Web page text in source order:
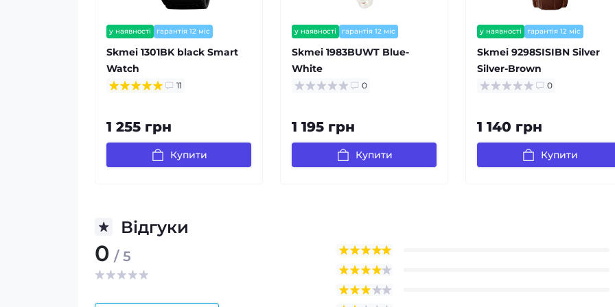
у наявності гарантія 12 міс
Skmei 1301BK black Smart
Watch
11
1 255 грн
Купити
у наявності гарантія 12 міс
Skmei 1983BUWT Blue-
White
0
1 195 грн
Купити
у наявності
гарантія 12 міс
Skmei 9298SISIBN Silver
Silver-Brown
0
1 140 грн
Купити
Відгуки
0 / 5